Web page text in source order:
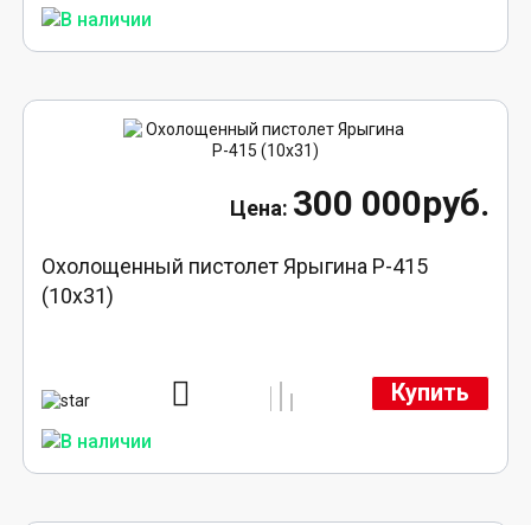
300 000руб.
Охолощенный пистолет Ярыгина Р-415
(10x31)
Купить